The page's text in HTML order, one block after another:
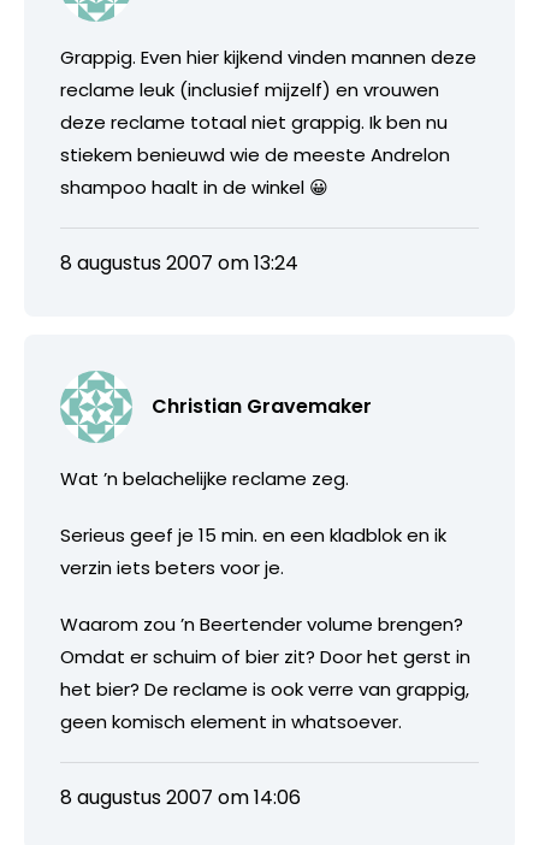
Grappig. Even hier kijkend vinden mannen deze
reclame leuk (inclusief mijzelf) en vrouwen
deze reclame totaal niet grappig. Ik ben nu
stiekem benieuwd wie de meeste Andrelon
shampoo haalt in de winkel 😀
8 augustus 2007 om 13:24
Christian Gravemaker
Wat ’n belachelijke reclame zeg.
Serieus geef je 15 min. en een kladblok en ik
verzin iets beters voor je.
Waarom zou ’n Beertender volume brengen?
Omdat er schuim of bier zit? Door het gerst in
het bier? De reclame is ook verre van grappig,
geen komisch element in whatsoever.
8 augustus 2007 om 14:06